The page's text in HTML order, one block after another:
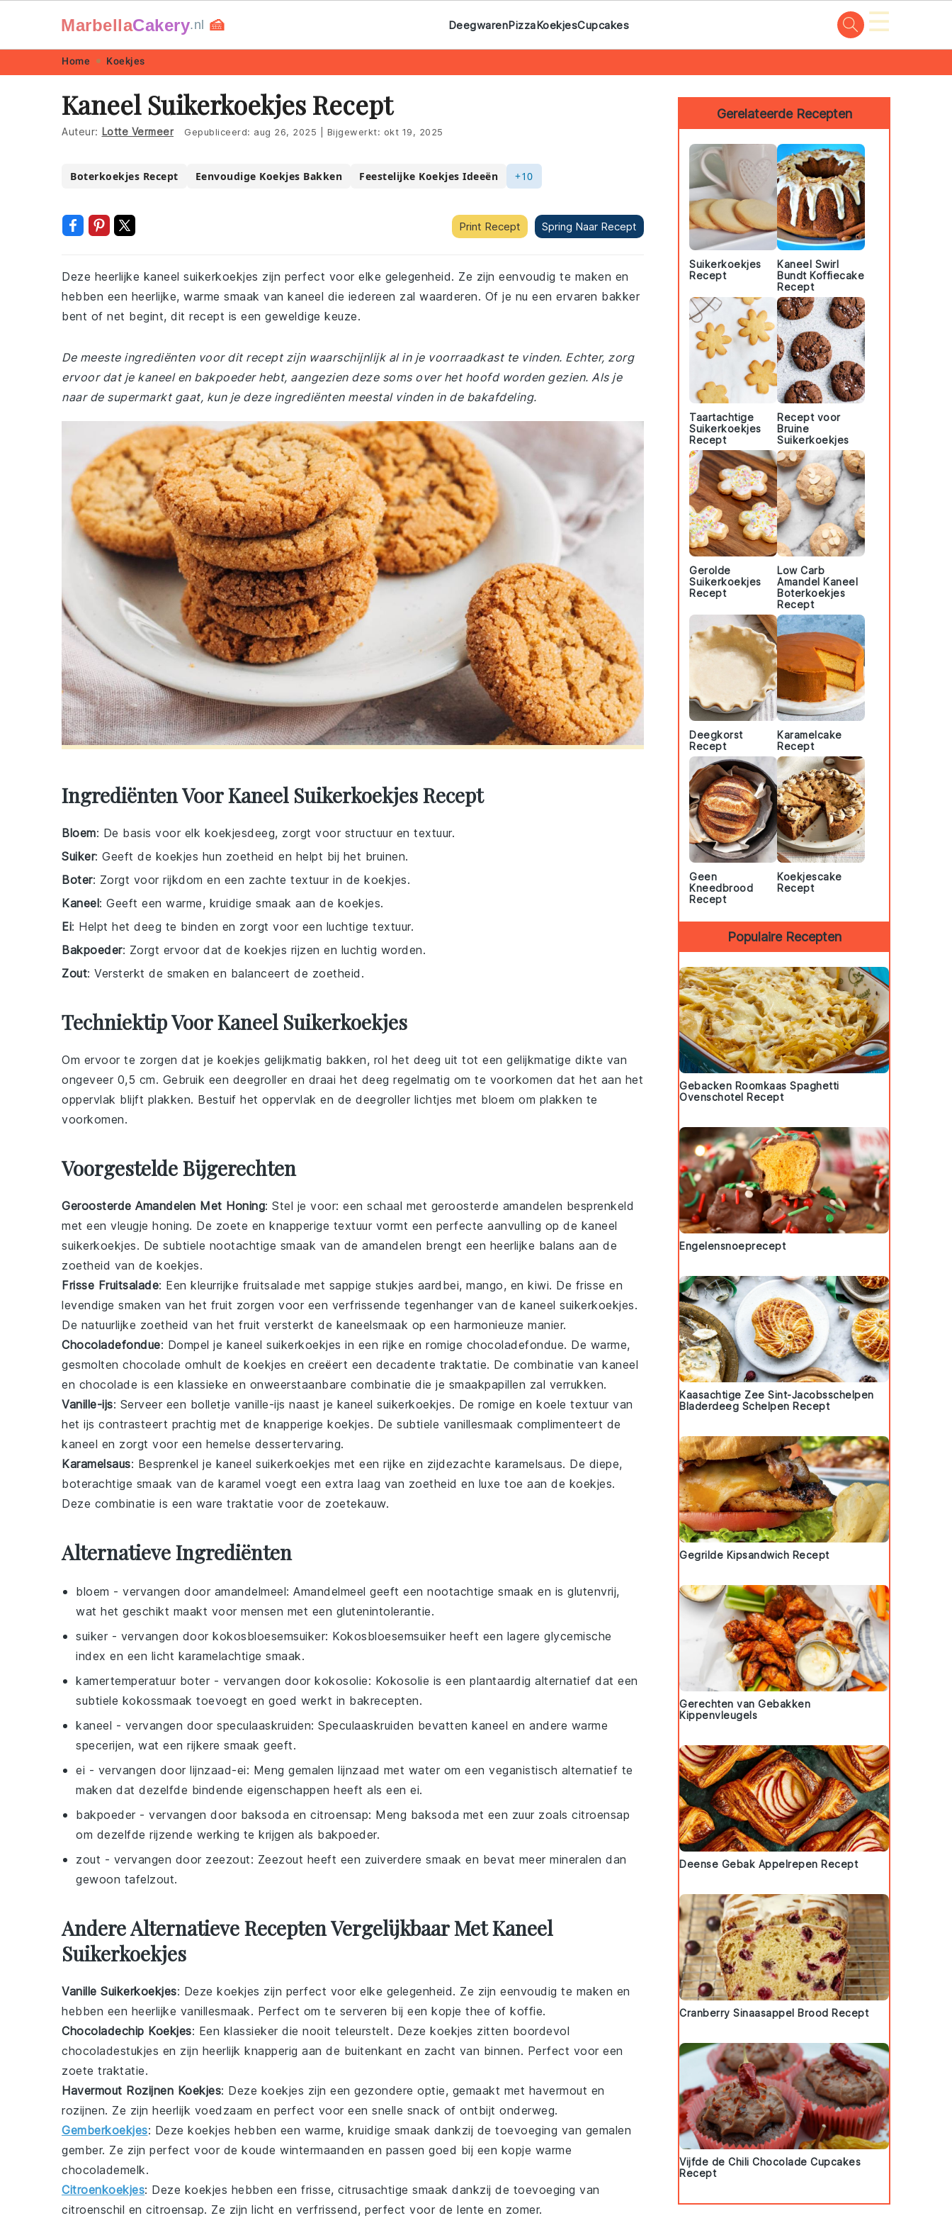
navigation
content
MarbellaCakery.nl 🍰 DeegwarenPizzaKoekjesCupcakes ☰
Home Koekjes
Kaneel Suikerkoekjes Recept
Auteur: Lotte Vermeer Gepubliceerd: aug 26, 2025 Bijgewerkt: okt 19, 2025
Boterkoekjes Recept Eenvoudige Koekjes Bakken Feestelijke Koekjes Ideeën +10
Print Recept Spring Naar Recept
Deze heerlijke kaneel suikerkoekjes zijn perfect voor elke gelegenheid. Ze zijn eenvoudig te maken en
hebben een heerlijke, warme smaak van kaneel die iedereen zal waarderen. Of je nu een ervaren bakker
bent of net begint, dit recept is een geweldige keuze.
De meeste ingrediënten voor dit recept zijn waarschijnlijk al in je voorraadkast te vinden. Echter, zorg
ervoor dat je kaneel en bakpoeder hebt, aangezien deze soms over het hoofd worden gezien. Als je
naar de supermarkt gaat, kun je deze ingrediënten meestal vinden in de bakafdeling.
Ingrediënten Voor Kaneel Suikerkoekjes Recept
Bloem: De basis voor elk koekjesdeeg, zorgt voor structuur en textuur.
Suiker: Geeft de koekjes hun zoetheid en helpt bij het bruinen.
Boter: Zorgt voor rijkdom en een zachte textuur in de koekjes.
Kaneel: Geeft een warme, kruidige smaak aan de koekjes.
Ei: Helpt het deeg te binden en zorgt voor een luchtige textuur.
Bakpoeder: Zorgt ervoor dat de koekjes rijzen en luchtig worden.
Zout: Versterkt de smaken en balanceert de zoetheid.
Techniektip Voor Kaneel Suikerkoekjes
Om ervoor te zorgen dat je koekjes gelijkmatig bakken, rol het deeg uit tot een gelijkmatige dikte van
ongeveer 0,5 cm. Gebruik een deegroller en draai het deeg regelmatig om te voorkomen dat het aan het
oppervlak blijft plakken. Bestuif het oppervlak en de deegroller lichtjes met bloem om plakken te
voorkomen.
Voorgestelde Bijgerechten
Geroosterde Amandelen Met Honing: Stel je voor: een schaal met geroosterde amandelen besprenkeld
met een vleugje honing. De zoete en knapperige textuur vormt een perfecte aanvulling op de kaneel
suikerkoekjes. De subtiele nootachtige smaak van de amandelen brengt een heerlijke balans aan de
zoetheid van de koekjes.
Frisse Fruitsalade: Een kleurrijke fruitsalade met sappige stukjes aardbei, mango, en kiwi. De frisse en
levendige smaken van het fruit zorgen voor een verfrissende tegenhanger van de kaneel suikerkoekjes.
De natuurlijke zoetheid van het fruit versterkt de kaneelsmaak op een harmonieuze manier.
Chocoladefondue: Dompel je kaneel suikerkoekjes in een rijke en romige chocoladefondue. De warme,
gesmolten chocolade omhult de koekjes en creëert een decadente traktatie. De combinatie van kaneel
en chocolade is een klassieke en onweerstaanbare combinatie die je smaakpapillen zal verrukken.
Vanille-ijs: Serveer een bolletje vanille-ijs naast je kaneel suikerkoekjes. De romige en koele textuur van
het ijs contrasteert prachtig met de knapperige koekjes. De subtiele vanillesmaak complimenteert de
kaneel en zorgt voor een hemelse dessertervaring.
Karamelsaus: Besprenkel je kaneel suikerkoekjes met een rijke en zijdezachte karamelsaus. De diepe,
boterachtige smaak van de karamel voegt een extra laag van zoetheid en luxe toe aan de koekjes.
Deze combinatie is een ware traktatie voor de zoetekauw.
Alternatieve Ingrediënten
bloem - vervangen door amandelmeel: Amandelmeel geeft een nootachtige smaak en is glutenvrij,
wat het geschikt maakt voor mensen met een glutenintolerantie.
suiker - vervangen door kokosbloesemsuiker: Kokosbloesemsuiker heeft een lagere glycemische
index en een licht karamelachtige smaak.
kamertemperatuur boter - vervangen door kokosolie: Kokosolie is een plantaardig alternatief dat een
subtiele kokossmaak toevoegt en goed werkt in bakrecepten.
kaneel - vervangen door speculaaskruiden: Speculaaskruiden bevatten kaneel en andere warme
specerijen, wat een rijkere smaak geeft.
ei - vervangen door lijnzaad-ei: Meng gemalen lijnzaad met water om een veganistisch alternatief te
maken dat dezelfde bindende eigenschappen heeft als een ei.
bakpoeder - vervangen door baksoda en citroensap: Meng baksoda met een zuur zoals citroensap
om dezelfde rijzende werking te krijgen als bakpoeder.
zout - vervangen door zeezout: Zeezout heeft een zuiverdere smaak en bevat meer mineralen dan
gewoon tafelzout.
Andere Alternatieve Recepten Vergelijkbaar Met Kaneel
Suikerkoekjes
Vanille Suikerkoekjes: Deze koekjes zijn perfect voor elke gelegenheid. Ze zijn eenvoudig te maken en
hebben een heerlijke vanillesmaak. Perfect om te serveren bij een kopje thee of koffie.
Chocoladechip Koekjes: Een klassieker die nooit teleurstelt. Deze koekjes zitten boordevol
chocoladestukjes en zijn heerlijk knapperig aan de buitenkant en zacht van binnen. Perfect voor een
zoete traktatie.
Havermout Rozijnen Koekjes: Deze koekjes zijn een gezondere optie, gemaakt met havermout en
rozijnen. Ze zijn heerlijk voedzaam en perfect voor een snelle snack of ontbijt onderweg.
Gemberkoekjes: Deze koekjes hebben een warme, kruidige smaak dankzij de toevoeging van gemalen
gember. Ze zijn perfect voor de koude wintermaanden en passen goed bij een kopje warme
chocolademelk.
Citroenkoekjes: Deze koekjes hebben een frisse, citrusachtige smaak dankzij de toevoeging van
citroenschil en citroensap. Ze zijn licht en verfrissend, perfect voor de lente en zomer.
Primary
Sidebar
Gerelateerde Recepten
Suikerkoekjes
Recept
Kaneel Swirl
Bundt Koffiecake
Recept
Taartachtige
Suikerkoekjes
Recept
Recept voor
Bruine
Suikerkoekjes
Gerolde
Suikerkoekjes
Recept
Low Carb
Amandel Kaneel
Boterkoekjes
Recept
Deegkorst
Recept
Karamelcake
Recept
Geen
Kneedbrood
Recept
Koekjescake
Recept
Populaire Recepten
Gebacken Roomkaas Spaghetti
Ovenschotel Recept
Engelensnoeprecept
Kaasachtige Zee Sint-Jacobsschelpen
Bladerdeeg Schelpen Recept
Gegrilde Kipsandwich Recept
Gerechten van Gebakken
Kippenvleugels
Deense Gebak Appelrepen Recept
Cranberry Sinaasappel Brood Recept
Vijfde de Chili Chocolade Cupcakes
Recept